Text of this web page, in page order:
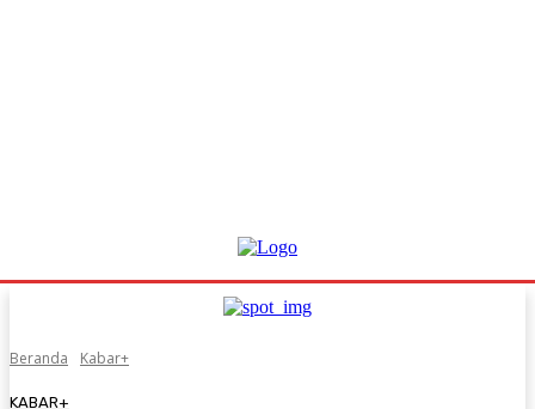
Beranda Kabar+
KABAR+